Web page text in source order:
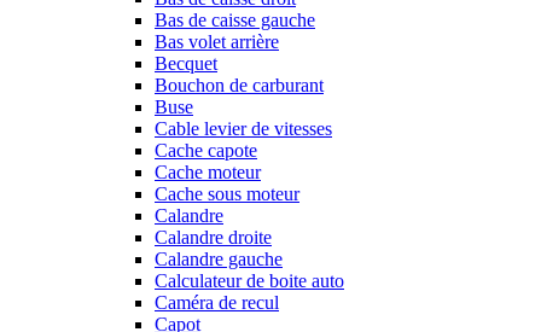
Bas de caisse gauche
Bas volet arrière
Becquet
Bouchon de carburant
Buse
Cable levier de vitesses
Cache capote
Cache moteur
Cache sous moteur
Calandre
Calandre droite
Calandre gauche
Calculateur de boite auto
Caméra de recul
Capot